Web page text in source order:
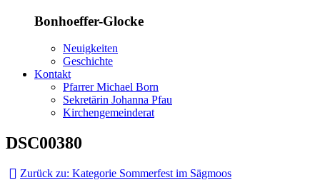
Bonhoeffer-Glocke
Neuigkeiten
Geschichte
Kontakt
Pfarrer Michael Born
Sekretärin Johanna Pfau
Kirchengemeinderat
DSC00380
Zurück zu: Kategorie Sommerfest im Sägmoos